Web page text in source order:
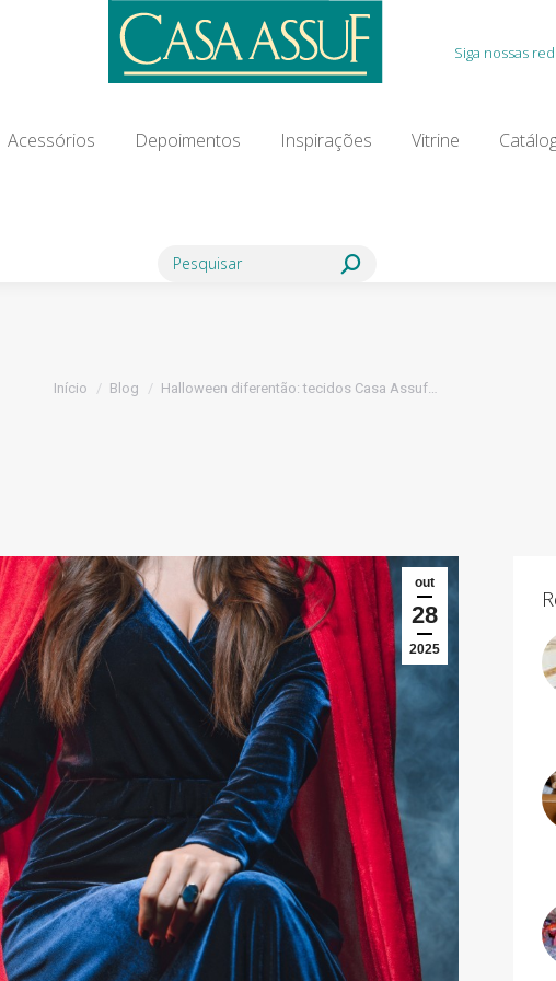
Siga nossas
Acessórios Depoimentos Inspirações Vitrine
Search:
Você está aqui:
Início Blog Halloween diferentão: tecidos Casa Assuf…
out
28
2025
Depoimentos Inspirações